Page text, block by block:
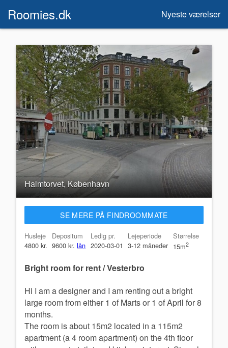
Roomies.dk Nyeste værelser
Halmtorvet, København
SE MERE PÅ FINDROOMMATE
Husleje
4800 kr.
Depositum
9600 kr.lån
Ledig pr.
2020-03-01
Lejeperiode
3-12 måneder
Størrelse
15m2
Bright room for rent / Vesterbro
Hi I am a designer and I am renting out a bright
large room from either 1 of Marts or 1 of April for 8
months.
The room is about 15m2 located in a 115m2
apartment (a 4 room apartment) on the 4th floor